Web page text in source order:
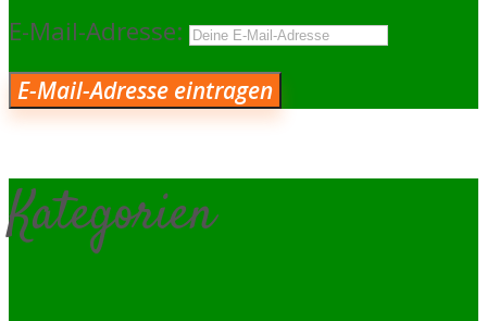
E-Mail-Adresse:
Kategorien